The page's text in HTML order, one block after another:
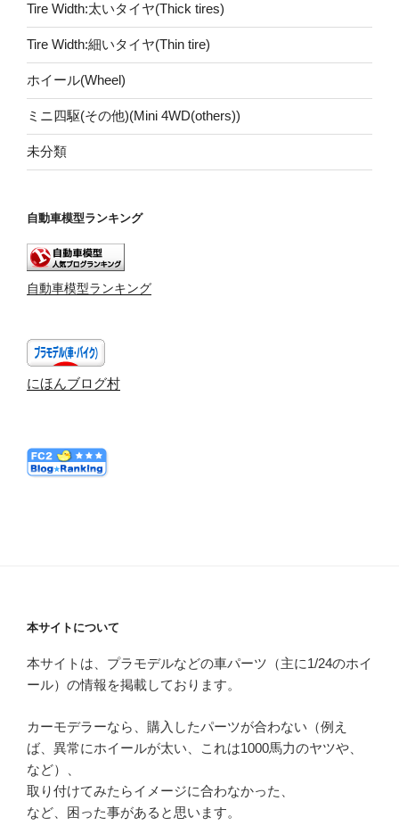
Tire Width:太いタイヤ(Thick tires)
Tire Width:細いタイヤ(Thin tire)
ホイール(Wheel)
ミニ四駆(その他)(Mini 4WD(others))
未分類
自動車模型ランキング
自動車模型ランキング
にほんブログ村
本サイトについて
本サイトは、プラモデルなどの車パーツ（主に1/24のホイ
ール）の情報を掲載しております。
カーモデラーなら、購入したパーツが合わない（例え
ば、異常にホイールが太い、これは1000馬力のヤツや、
など）、
取り付けてみたらイメージに合わなかった、
など、困った事があると思います。